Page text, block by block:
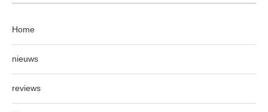
Home
nieuws
reviews